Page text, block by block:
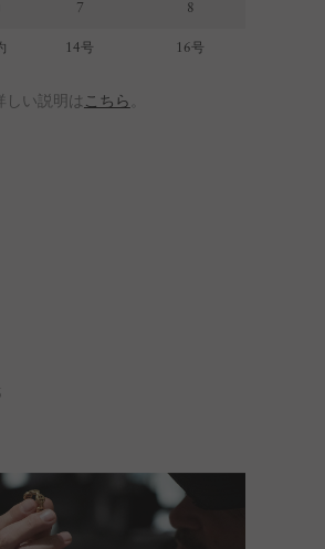
7 8
14号 16号
い説明は こちら